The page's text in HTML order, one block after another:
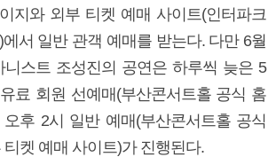
지와 외부 티켓 예매 사이트(인터파크
서 일반 관객 예매를 받는다. 다만 6월
니스트 조성진의 공연은 하루씩 늦은 5
료 회원 선예매(부산콘서트홀 공식 홈
후 2시 일반 예매(부산콘서트홀 공식
켓 예매 사이트)가 진행된다.